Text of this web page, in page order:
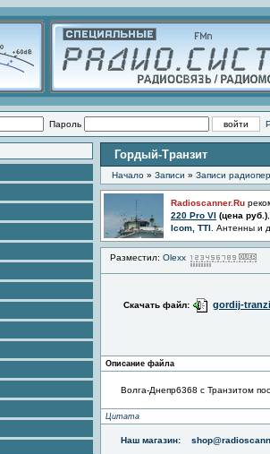
Пароль
Гордый-Транзит
Начало » Записи » Записи
Radioscanner.Ru
220 Pro VI (цена руб.)
Icom, TTI . Антенны и
Разместил: Olexx
Скачать файл: gordij-
Описание файла
Волга-Днепр6368 с Транзитом
Цитата
Наш магазин: